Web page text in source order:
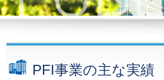
PFI事業の主な実績